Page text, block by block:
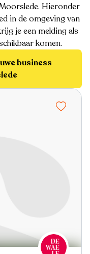
Hieronder
in de omgeving van
je een melding als
komen.
business